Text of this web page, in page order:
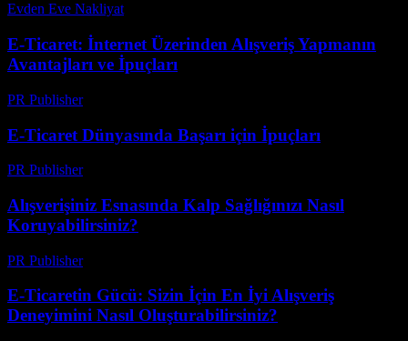
Evden Eve Nakliyat
E-Ticaret: İnternet Üzerinden Alışveriş Yapmanın
Avantajları ve İpuçları
PR Publisher-
E-Ticaret Dünyasında Başarı için İpuçları
PR Publisher-
Alışverişiniz Esnasında Kalp Sağlığınızı Nasıl
Koruyabilirsiniz?
PR Publisher-
E-Ticaretin Gücü: Sizin İçin En İyi Alışveriş
Deneyimini Nasıl Oluşturabilirsiniz?